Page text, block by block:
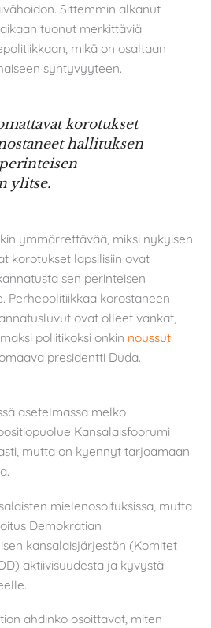
Sittemmin alkanut
tuonut merkittäviä
mikä on osaltaan
syntyvyyteen.
korotukset
hallituksen
ylitse.
ymmärrettävää, miksi nykyisen
korotukset lapsilisiin ovat
sen perinteisen
Perhepolitiikkaa korostaneen
ovat olleet vankat,
poliitikoksi onkin noussut
presidentti Duda.
asetelmassa melko
Kansalaisfoorumi
mutta on kyennyt tarjoamaan
mielenosoituksissa, mutta
Demokratian
kansalaisjärjestön (Komitet
aktiivisuudesta ja kyvystä
ahdinko osoittavat, miten